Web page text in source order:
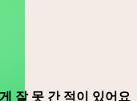
잘 못 간 적이 있어요